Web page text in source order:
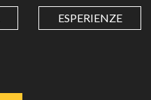
ESPERIENZE